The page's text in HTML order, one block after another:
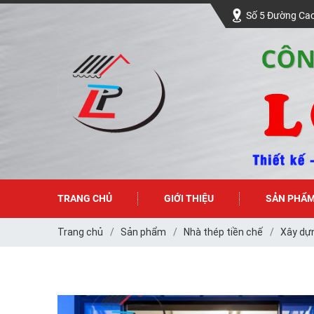
Số 5 Đường
TRANG CHỦ GIỚI THIỆU SẢN
Trang chủ Sản phẩm Nhà thép tiền chế Xây